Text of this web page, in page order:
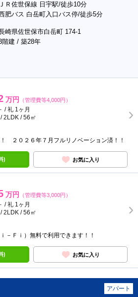
ＪＲ佐世保線 日宇駅/徒歩10分
肥バス 白岳町入口バス停/徒歩5分
崎県佐世保市白岳町 174-1
階建 / 築28年
万円 （管理費等4,000円）
/ 礼 1ヶ月
2LDK / 56㎡
２０２６年７月フルリノベーション済！！
) お気に入り
万円 （管理費等3,000円）
/ 礼 1ヶ月
2LDK / 56㎡
－Ｆｉ）無料で利用できます！！
) お気に入り
アパート